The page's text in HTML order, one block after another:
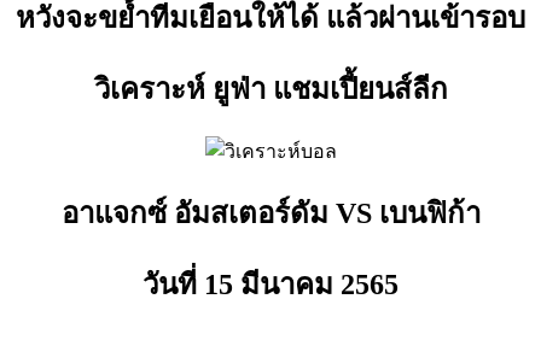
หวังจะขย้ำทีมเยือนให้ได้ แล้วผ่านเข้ารอบ
วิเคราะห์ ยูฟ่า แชมเปี้ยนส์ลีก
อาแจกซ์ อัมสเตอร์ดัม VS เบนฟิก้า
วันที่ 15 มีนาคม 2565